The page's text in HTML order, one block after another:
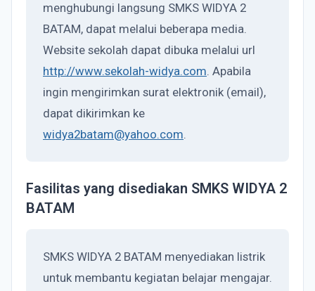
menghubungi langsung SMKS WIDYA 2
BATAM, dapat melalui beberapa media.
Website sekolah dapat dibuka melalui url
http://www.sekolah-widya.com. Apabila
ingin mengirimkan surat elektronik (email),
dapat dikirimkan ke
widya2batam@yahoo.com.
Fasilitas yang disediakan SMKS WIDYA 2
BATAM
SMKS WIDYA 2 BATAM menyediakan listrik
untuk membantu kegiatan belajar mengajar.